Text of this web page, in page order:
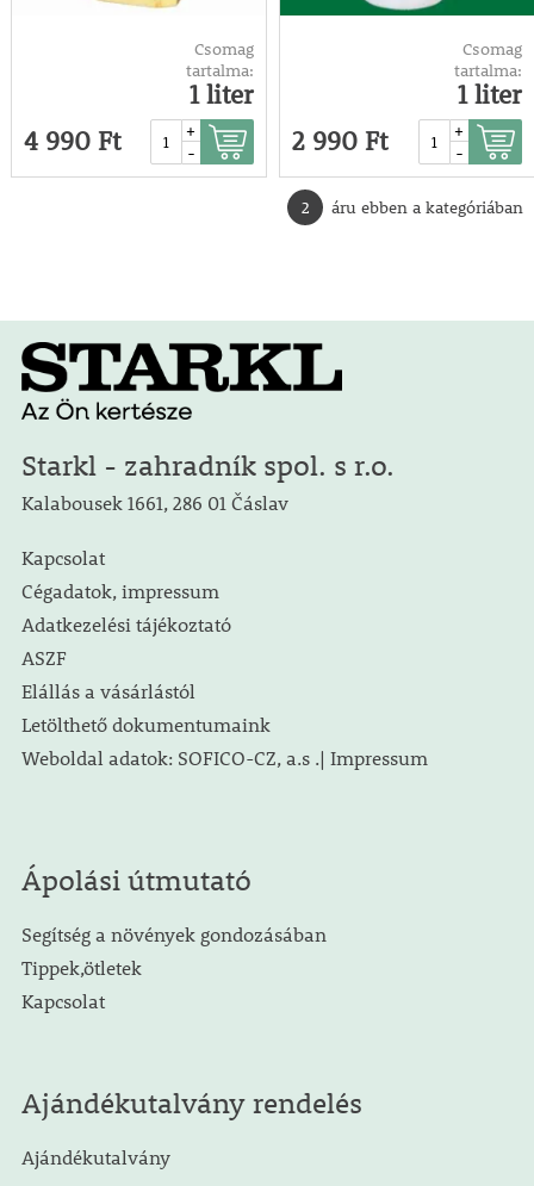
Csomag
tartalma:
1 liter
4 990 Ft
+
-
Csomag
tartalma:
1 liter
2 990 Ft
+
-
2 áru ebben a kategóriában
Starkl - zahradník spol. s r.o.
Kalabousek 1661, 286 01 Čáslav
Kapcsolat
Cégadatok, impressum
Adatkezelési tájékoztató
ASZF
Elállás a vásárlástól
Letölthető dokumentumaink
Weboldal adatok: SOFICO-CZ, a.s .| Impressum
Ápolási útmutató
Segítség a növények gondozásában
Tippek,ötletek
Kapcsolat
Ajándékutalvány rendelés
Ajándékutalvány